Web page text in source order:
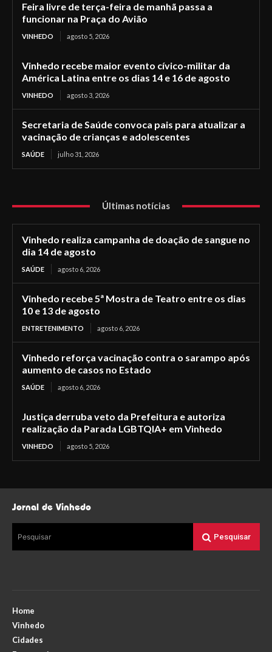
Feira livre de terça-feira de manhã passa a
funcionar na Praça do Avião
VINHEDO agosto 5, 2026
Vinhedo recebe maior evento cívico-militar da
América Latina entre os dias 14 e 16 de agosto
VINHEDO agosto 3, 2026
Secretaria de Saúde convoca pais para atualizar a
vacinação de crianças e adolescentes
SAÚDE julho 31, 2026
Últimas notícias
Vinhedo realiza campanha de doação de sangue no
dia 14 de agosto
SAÚDE agosto 6, 2026
Vinhedo recebe 5ª Mostra de Teatro entre os dias
10 e 13 de agosto
ENTRETENIMENTO agosto 6, 2026
Vinhedo reforça vacinação contra o sarampo após
aumento de casos no Estado
SAÚDE agosto 6, 2026
Justiça derruba veto da Prefeitura e autoriza
realização da Parada LGBTQIA+ em Vinhedo
VINHEDO agosto 5, 2026
Jornal de Vinhedo
Pesquisar Pesquisar
Home
Vinhedo
Cidades